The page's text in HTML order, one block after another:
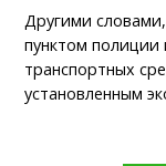
Другими
пунктом полиции
транспортных
установленным